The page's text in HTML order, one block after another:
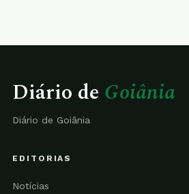
Diário de Goiânia
Diário de Goiânia
EDITORIAS
Notícias